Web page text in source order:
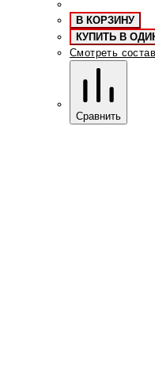
В КОРЗИНУ
КУПИТЬ В
Смотреть состав
Сравнить